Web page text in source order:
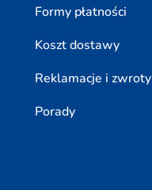
Formy płatności
Koszt dostawy
Reklamacje i zwroty
Porady